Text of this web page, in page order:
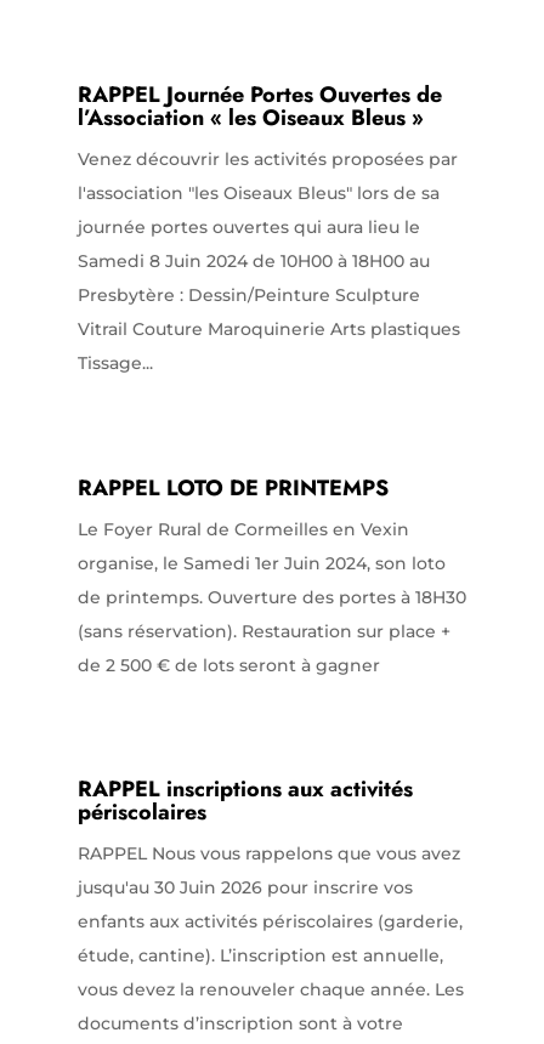
RAPPEL Journée Portes Ouvertes de
l’Association « les Oiseaux Bleus »
Venez découvrir les activités proposées par
l'association "les Oiseaux Bleus" lors de sa
journée portes ouvertes qui aura lieu le
Samedi 8 Juin 2024 de 10H00 à 18H00 au
Presbytère : Dessin/Peinture Sculpture
Vitrail Couture Maroquinerie Arts plastiques
Tissage...
RAPPEL LOTO DE PRINTEMPS
Le Foyer Rural de Cormeilles en Vexin
organise, le Samedi 1er Juin 2024, son loto
de printemps. Ouverture des portes à 18H30
(sans réservation). Restauration sur place +
de 2 500 € de lots seront à gagner
RAPPEL inscriptions aux activités
périscolaires
RAPPEL Nous vous rappelons que vous avez
jusqu'au 30 Juin 2026 pour inscrire vos
enfants aux activités périscolaires (garderie,
étude, cantine). L’inscription est annuelle,
vous devez la renouveler chaque année. Les
documents d’inscription sont à votre